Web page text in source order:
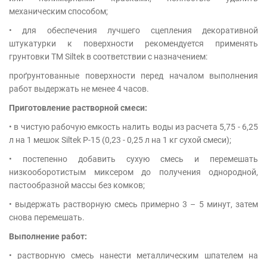
механическим способом;
• для обеспечения лучшего сцепления декоративной
штукатурки к поверхности рекомендуется применять
грунтовки ТМ Siltek в соответствии с назначением:
проґрунтованные поверхности перед началом выполнения
работ выдержать не менее 4 часов.
Приготовление растворной смеси:
• в чистую рабочую емкость налить воды из расчета 5,75 - 6,25
л на 1 мешок Siltek Р-15 (0,23 - 0,25 л на 1 кг сухой смеси);
• постепенно добавить сухую смесь и перемешать
низкооборотистым миксером до получения однородной,
пастообразной массы без комков;
• выдержать растворную смесь примерно 3 – 5 минут, затем
снова перемешать.
Выполнение работ:
• растворную смесь нанести металлическим шпателем на